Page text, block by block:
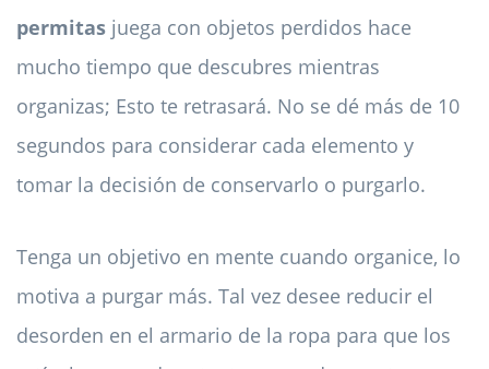
permitas juega con objetos perdidos hace
mucho tiempo que descubres mientras
organizas; Esto te retrasará. No se dé más de 10
segundos para considerar cada elemento y
tomar la decisión de conservarlo o purgarlo.
Tenga un objetivo en mente cuando organice, lo
motiva a purgar más. Tal vez desee reducir el
desorden en el armario de la ropa para que los